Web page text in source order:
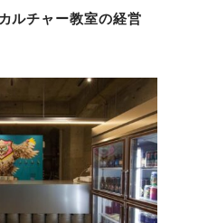
ルチャー教室の経営